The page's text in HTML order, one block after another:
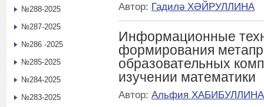
Автор: Гадилә ХӘЙРУЛЛИНА
Информационные
формирования
образовательных
изучении математики
Автор: Альфия ХАБИБУЛЛИНА
№288-2025
№287-2025
№286 -2025
№285-2025
№284-2025
№283-2025